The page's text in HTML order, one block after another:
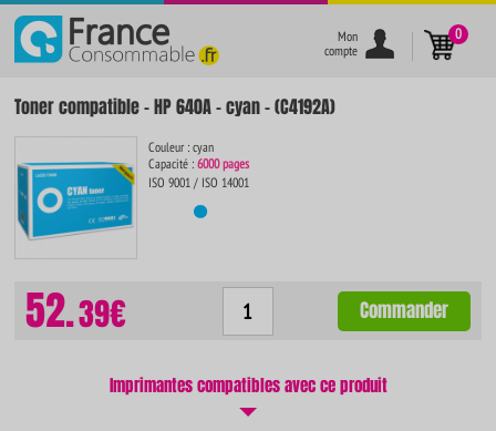
}
Mon
compte
0
Toner compatible - HP 640A - cyan - (C4192A)
Couleur : cyan
Capacité :6000 pages
ISO 9001 / ISO 14001
52.39€ Commander
Imprimantes compatibles avec ce produit